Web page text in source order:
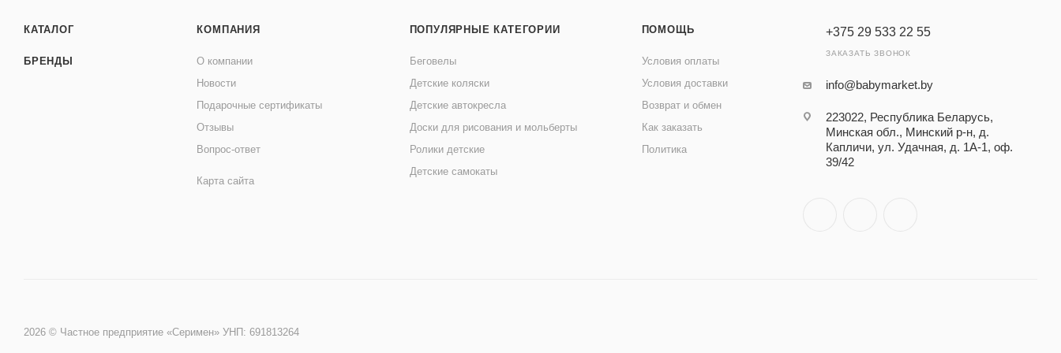
КАТАЛОГ
БРЕНДЫ
КОМПАНИЯ
О компании
Новости
Подарочные сертификаты
Отзывы
Вопрос-ответ
Карта сайта
ПОПУЛЯРНЫЕ КАТЕГОРИИ
Беговелы
Детские коляски
Детские автокресла
Доски для рисования и мольберты
Ролики детские
Детские самокаты
ПОМОЩЬ
Условия оплаты
Условия доставки
Возврат и обмен
Как заказать
Политика
+375 29 533 22 55
ЗАКАЗАТЬ ЗВОНОК
info@babymarket.by
223022, Республика Беларусь,
Минская обл., Минский р-н, д.
Капличи, ул. Удачная, д. 1А-1, оф.
39/42
2026 © Частное предприятие «Серимен» УНП: 691813264